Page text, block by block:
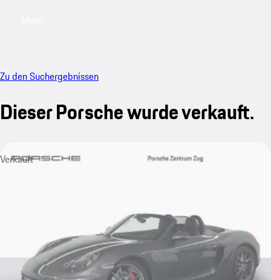
Zu den Suchergebnissen
Dieser Porsche wurde verkauft.
Verkauft